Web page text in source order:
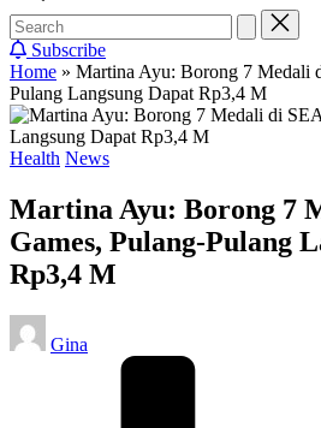
Subscribe
Home » Martina Ayu: Borong 7 Medali
Pulang Langsung Dapat Rp3,4 M
Posted
Health News
Martina Ayu: Borong 7
Games, Pulang-Pulang
Rp3,4 M
Posted
by
Gina